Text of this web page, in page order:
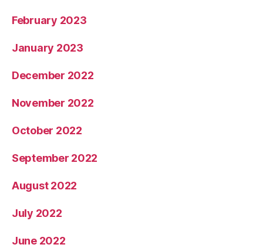
February 2023
January 2023
December 2022
November 2022
October 2022
September 2022
August 2022
July 2022
June 2022